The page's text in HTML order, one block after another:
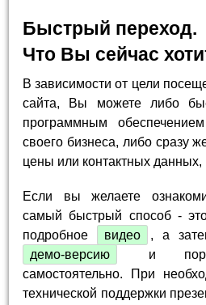
Быстрый переход.
Что Вы сейчас
В зависимости от цели
сайта, Вы можете либо
программным
своего бизнеса, либо сразу
цены или контактных данных,
Если вы желаете
самый быстрый способ -
подробное
видео
, а
демо-версию
и
самостоятельно. При
технической поддержки